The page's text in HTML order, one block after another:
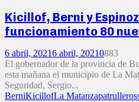
Kicillof, Berni y
funcionamiento 80
6 abril, 20216 abril, 20210883
El gobernador de la provincia de
esta mañana el municipio de La
Seguridad, Sergio...
BerniKicillofLa Matanzapatrulleros